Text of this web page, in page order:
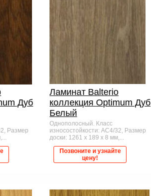
Дуб
Размер
Ламинат Balterio
коллекция Optimum Дуб
Белый
Однополосный. Класс
износостойкости: AC4/32, Размер
доски: 1261 x 189 x 8 мм,...
Позвоните и узнайте
цену!